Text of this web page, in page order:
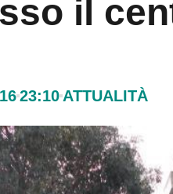
il
23:10 ATTUALITÀ